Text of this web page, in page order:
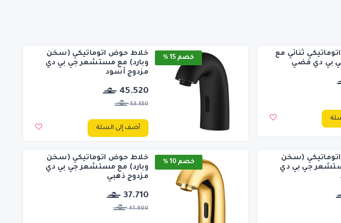
ثنائي مع
بي دي فضي
خصم 15 %
خلاط حوض اتوماتيكي (سخن
وبارد) مع مستشعر جي بي دي
مزدوج أسود
45.520
53.550
أضف إلى السلة
(سخن
جي بي دي
خصم 10 %
خلاط حوض اتوماتيكي (سخن
وبارد) مع مستشعر جي بي دي
مزدوج ذهبي
37.710
41.900